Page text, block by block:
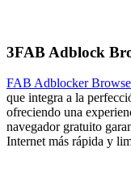
3FAB Adblock
FAB Adblocker
que integra a la
ofreciendo una
navegador gratuito
Internet más rápida y